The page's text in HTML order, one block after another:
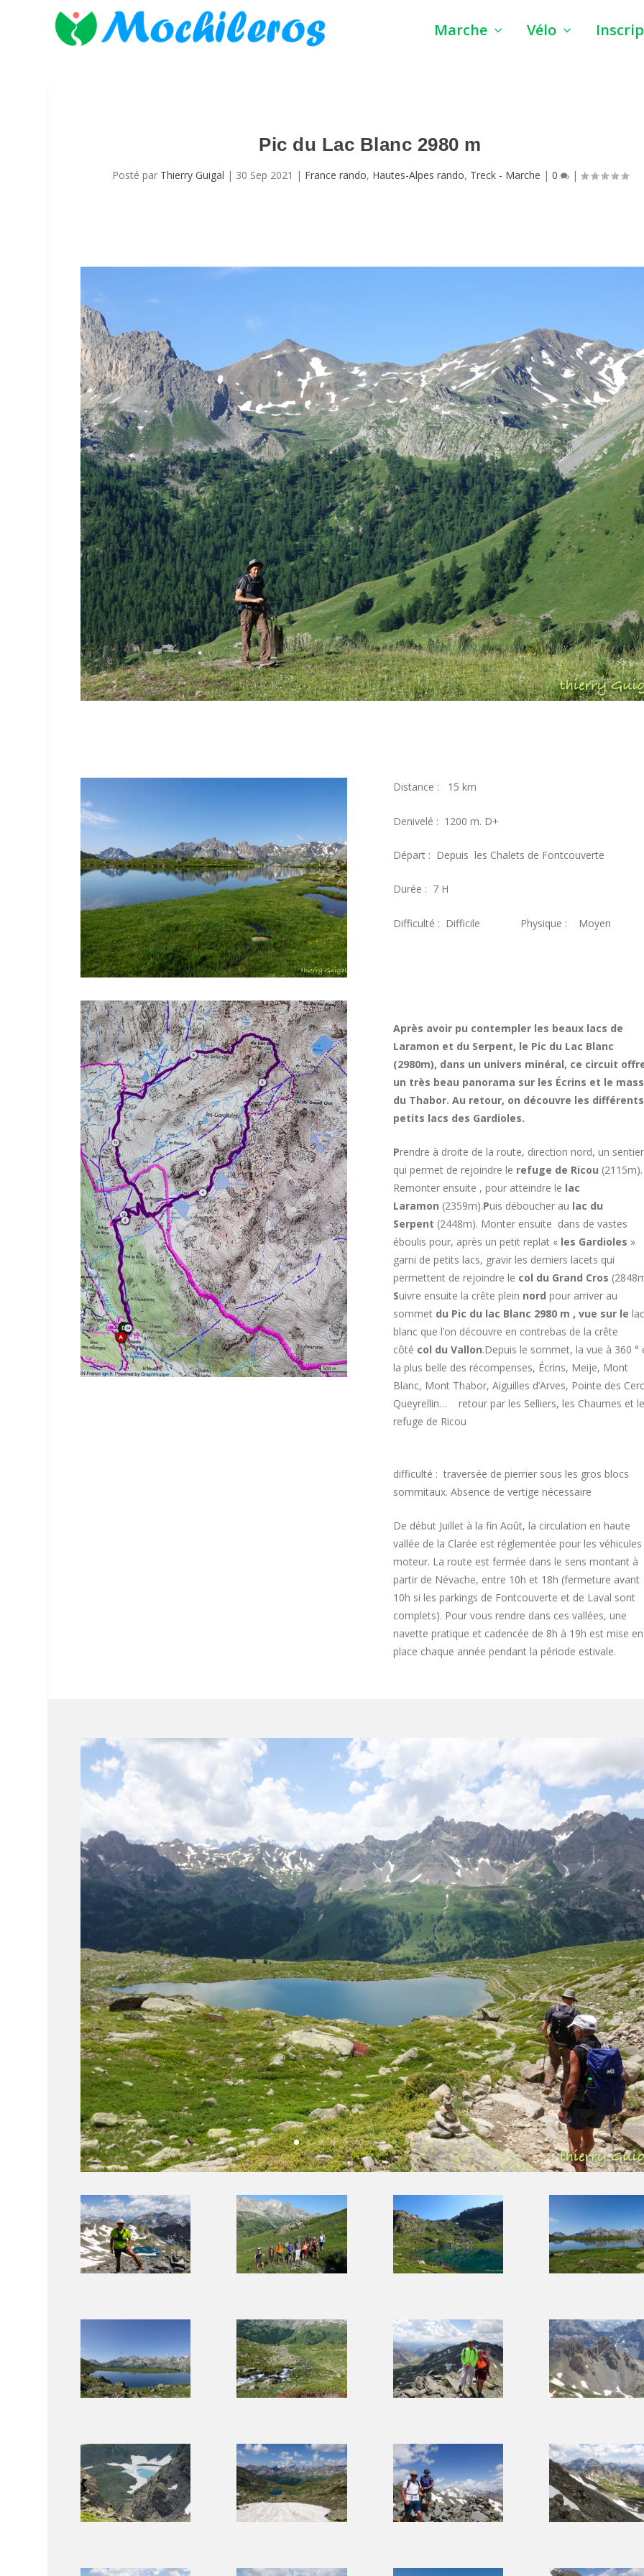
Marche Vélo
Pic du Lac Blanc 2980 m
Posté par Thierry Guigal | 30 Sep 2021 | France rando, Hautes-Alpes rando, Treck - Marche | 0 |
Distance : 15 km
Denivelé : 1200 m. D+
Départ : Depuis les Chalets de Fontcouverte
Durée : 7 H
Difficulté : Difficile Physique : Moyen
Après avoir pu contempler les beaux lacs de
Laramon et du Serpent, le Pic du Lac Blanc
(2980m), dans un univers minéral, ce circuit
un très beau panorama sur les Écrins et le
du Thabor. Au retour, on découvre les différents
petits lacs des Gardioles.
Prendre à droite de la route, direction nord, un sentier
qui permet de rejoindre le refuge de Ricou (2115m).
Remonter ensuite , pour atteindre le lac
Laramon (2359m).Puis déboucher au lac du
Serpent (2448m). Monter ensuite dans de vastes
éboulis pour, après un petit replat « les Gardioles »
garni de petits lacs, gravir les derniers lacets qui
permettent de rejoindre le col du Grand Cros
Suivre ensuite la crête plein nord pour arriver au
sommet du Pic du lac Blanc 2980 m , vue sur le lac
blanc que l’on découvre en contrebas de la crête
côté col du Vallon.Depuis le sommet, la vue à 360 °
la plus belle des récompenses, Écrins, Meije, Mont
Blanc, Mont Thabor, Aiguilles d’Arves, Pointe des
Queyrellin… retour par les Selliers, les Chaumes et le
refuge de Ricou
difficulté : traversée de pierrier sous les gros blocs
sommitaux. Absence de vertige nécessaire
De début Juillet à la fin Août, la circulation en haute
vallée de la Clarée est réglementée pour les véhicules
moteur. La route est fermée dans le sens montant à
partir de Névache, entre 10h et 18h (fermeture avant
10h si les parkings de Fontcouverte et de Laval sont
complets). Pour vous rendre dans ces vallées, une
navette pratique et cadencée de 8h à 19h est mise en
place chaque année pendant la période estivale.